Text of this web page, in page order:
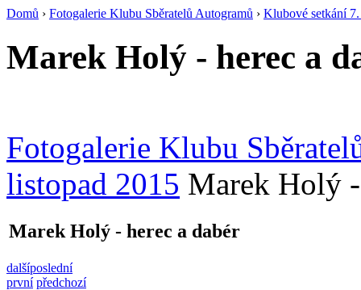
Domů › Fotogalerie Klubu Sběratelů Autogramů › Klubové setkání
Marek Holý - herec a
Fotogalerie Klubu
listopad 2015 Marek Holý
Marek Holý - herec a dabér
dalšíposlední
první předchozí